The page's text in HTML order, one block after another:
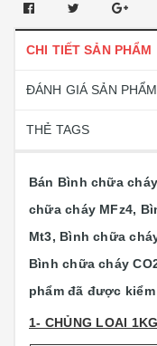
CHI TIẾT SẢN PHẨM
ĐÁNH GIÁ SẢN PHẨM
THẺ TAGS
Bán Bình chữa
chữa cháy MFz4,
Mt3, Bình chữa
Bình chữa cháy
phẩm đã được
1- CHỦNG LOAI